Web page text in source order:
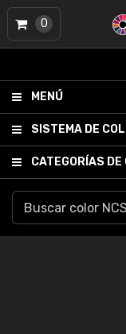
MENÚ
SISTEMA DE
CATEGORÍAS DE
0